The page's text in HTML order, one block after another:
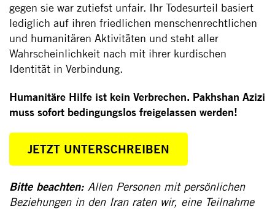
gegen sie war zutiefst unfair. Ihr Todesurteil basiert
lediglich auf ihren friedlichen menschenrechtlichen
und humanitären Aktivitäten und steht aller
Wahrscheinlichkeit nach mit ihrer kurdischen
Identität in Verbindung.
Humanitäre Hilfe ist kein Verbrechen. Pakhshan Azizi
muss sofort bedingungslos freigelassen werden!
JETZT UNTERSCHREIBEN
Bitte beachten: Allen Personen mit persönlichen
Beziehungen in den Iran raten wir, eine Teilnahme